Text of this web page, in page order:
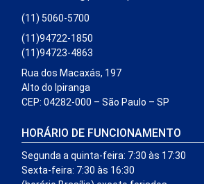
(11) 5060-5700
(11)94722-1850
(11)94723-4863
Rua dos Macaxás, 197
Alto do Ipiranga
CEP: 04282-000 – São Paulo – SP
HORÁRIO DE FUNCIONAMENTO
Segunda a quinta-feira: 7:30 às 17:30
Sexta-feira: 7:30 às 16:30